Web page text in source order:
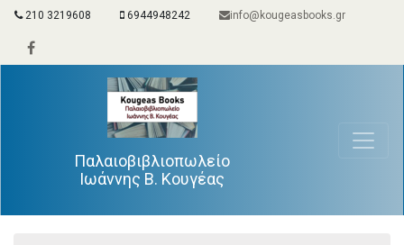
210 3219608 6944948242 info@kougeasbooks.gr
Παλαιοβιβλιοπωλείο
Ιωάννης Β. Κουγέας